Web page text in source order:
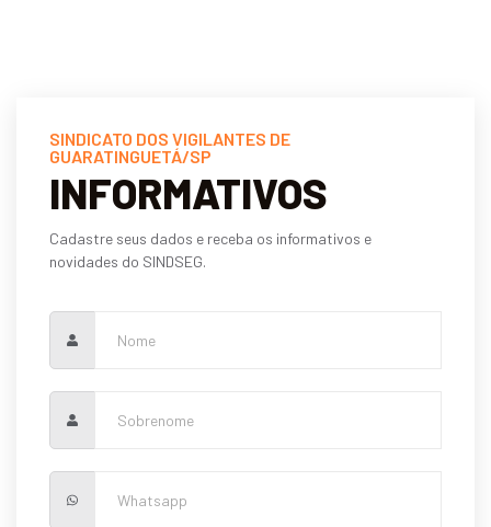
SINDICATO DOS VIGILANTES DE
GUARATINGUETÁ/SP
INFORMATIVOS
Cadastre seus dados e receba os informativos e
novidades do SINDSEG.